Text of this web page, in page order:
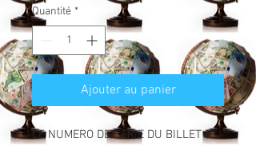
Quantité *
Ajouter au panier
LE NUMERO DE SERIE DU BILLET ET